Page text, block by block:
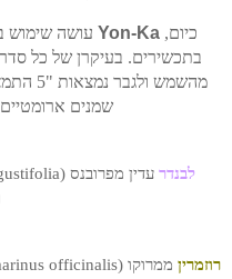
כיום,Yon-Ka
בתכשירים. בעיקרן של כל
שמנים
לבנדר עדין מפרובנס (
רוזמרין ממרוקו (officinalis